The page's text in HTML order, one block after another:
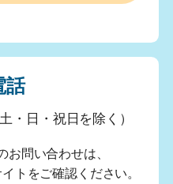
話
・日・祝日を除く）
問い合わせは、
トをご確認ください。